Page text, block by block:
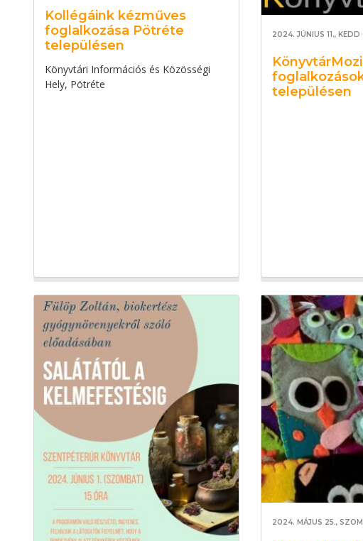
Kollégáink kézműves
foglalkozása Pötréte
településen
Könyvtári Információs és Közösségi
Hely, Pötréte
2024. JÚNIUS 11., KEDD
KönyvtárMozi
településen
2024. MÁJUS 25.,